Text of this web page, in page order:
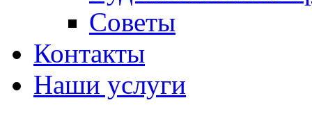
Советы
Контакты
Наши услуги